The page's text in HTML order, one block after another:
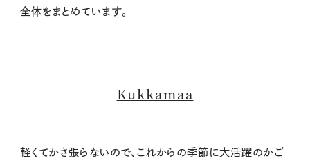
全体をまとめています。
Kukkamaa
軽くてかさ張らないので、これからの季節に大活躍のかご